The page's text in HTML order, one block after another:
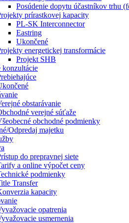
Posúdenie dopytu účastníkov trhu
prírastkovej kapacity
PL-SK Interconnector
Eastring
Ukončené
energetickej transformácie
Projekt SHB
konzultácie
obstarávanie
verejné súťaže
obchodné podmienky
Odpredaj majetku
do prepravnej siete
a online výpočet ceny
podmienky
Transfer
kapacity
opatrenia
usmernenia